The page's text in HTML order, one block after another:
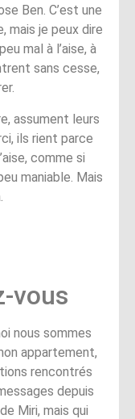
Ben. C’est une
mais je peux dire
mal à l’aise, à
sans cesse,
assument leurs
ils rient parce
comme si
maniable. Mais
vous
nous sommes
appartement,
rencontrés
depuis
Miri, mais qui